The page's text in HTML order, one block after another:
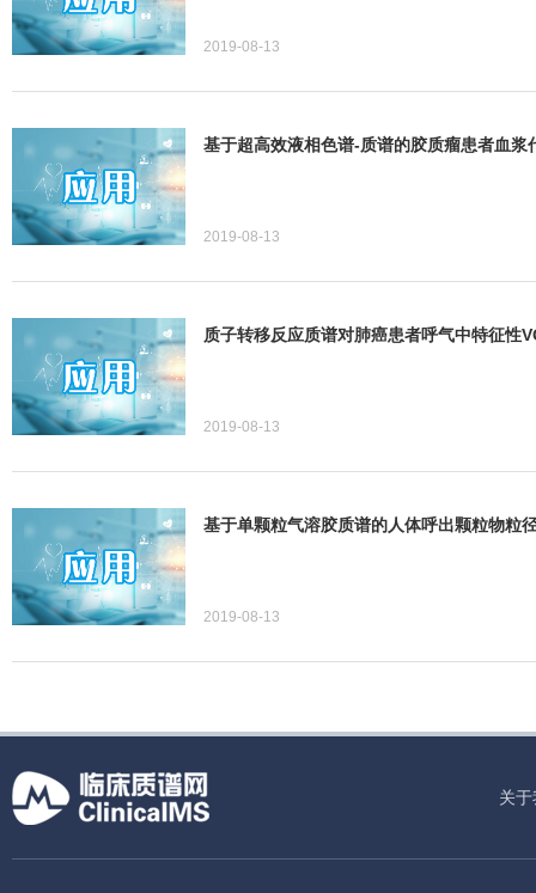
2019-08-13
基于超高效液相色谱-质谱的胶质瘤患者血浆
2019-08-13
质子转移反应质谱对肺癌患者呼气中特征性
2019-08-13
基于单颗粒气溶胶质谱的人体呼出颗粒物粒
2019-08-13
关